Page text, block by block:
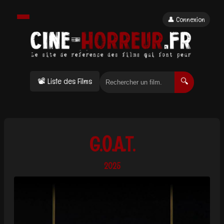
📽 Liste des Films 🔍
👤 Connexion
G.O.A.T.
2025